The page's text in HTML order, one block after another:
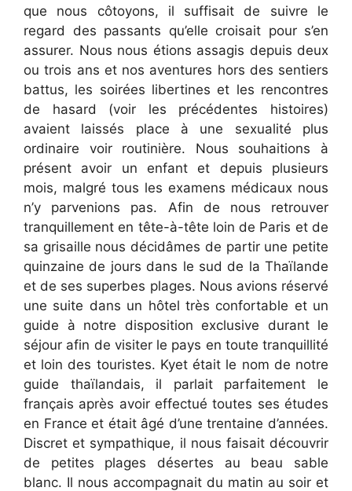
que nous côtoyons, il suffisait de suivre le
regard des passants qu’elle croisait pour s’en
assurer. Nous nous étions assagis depuis deux
ou trois ans et nos aventures hors des sentiers
battus, les soirées libertines et les rencontres
de hasard (voir les précédentes histoires)
avaient laissés place à une sexualité plus
ordinaire voir routinière. Nous souhaitions à
présent avoir un enfant et depuis plusieurs
mois, malgré tous les examens médicaux nous
n’y parvenions pas. Afin de nous retrouver
tranquillement en tête-à-tête loin de Paris et de
sa grisaille nous décidâmes de partir une petite
quinzaine de jours dans le sud de la Thaïlande
et de ses superbes plages. Nous avions réservé
une suite dans un hôtel très confortable et un
guide à notre disposition exclusive durant le
séjour afin de visiter le pays en toute tranquillité
et loin des touristes. Kyet était le nom de notre
guide thaïlandais, il parlait parfaitement le
français après avoir effectué toutes ses études
en France et était âgé d’une trentaine d’années.
Discret et sympathique, il nous faisait découvrir
de petites plages désertes au beau sable
blanc. Il nous accompagnait du matin au soir et